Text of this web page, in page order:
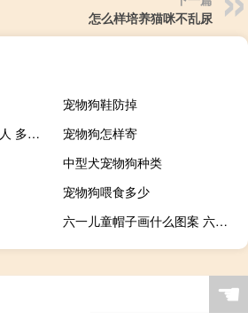
怎么样培养猫咪不乱尿
宠物狗鞋防掉
为什么苹果快充线会电人 多人称被苹果充电头电伤
宠物狗怎样寄
中型犬宠物狗种类
宠物狗喂食多少
六一儿童帽子画什么图案 六一儿童节最好看的画
☚